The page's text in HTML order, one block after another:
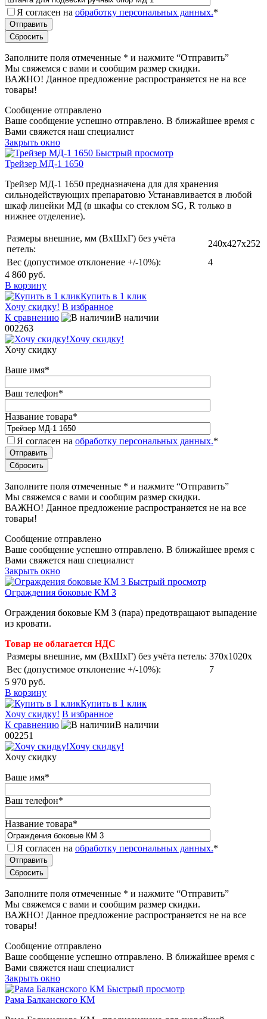
Я согласен на обработку персональных данных.*
Заполните поля отмеченные * и нажмите “Отправить”
Мы свяжемся с вами и сообщим размер скидки.
ВАЖНО! Данное предложение распространяется не на все
товары!
Сообщение отправлено
Ваше сообщение успешно отправлено. В ближайшее время с
Вами свяжется наш специалист
Закрыть окно
Быстрый просмотр
Трейзер МД-1 1650
Трейзер МД-1 1650 предназначена для для хранения
сильнодействующих препаратовю Устанавливается в любой
шкаф линейки МД (в шкафы со стеклом SG, R только в
нижнее отделение).
Размеры внешние, мм (ВхШхГ) без учёта
петель:
240x427x252
Вес (допустимое отклонение +/-10%):
4
4 860 руб.
В корзину
Купить в 1 клик
Хочу скидку! В избранное
К сравнению
В наличии
002263
Хочу скидку!
Хочу скидку
Ваше имя*
Ваш телефон*
Название товара*
Я согласен на обработку персональных данных.*
Заполните поля отмеченные * и нажмите “Отправить”
Мы свяжемся с вами и сообщим размер скидки.
ВАЖНО! Данное предложение распространяется не на все
товары!
Сообщение отправлено
Ваше сообщение успешно отправлено. В ближайшее время с
Вами свяжется наш специалист
Закрыть окно
Быстрый просмотр
Ограждения боковые КМ 3
Ограждения боковые КМ 3 (пара) предотвращают выпадение
из кровати.
Товар не облагается НДС
Размеры внешние, мм (ВхШхГ) без учёта петель: 370x1020x
Вес (допустимое отклонение +/-10%):
7
5 970 руб.
В корзину
Купить в 1 клик
Хочу скидку! В избранное
К сравнению
В наличии
002251
Хочу скидку!
Хочу скидку
Ваше имя*
Ваш телефон*
Название товара*
Я согласен на обработку персональных данных.*
Заполните поля отмеченные * и нажмите “Отправить”
Мы свяжемся с вами и сообщим размер скидки.
ВАЖНО! Данное предложение распространяется не на все
товары!
Сообщение отправлено
Ваше сообщение успешно отправлено. В ближайшее время с
Вами свяжется наш специалист
Закрыть окно
Быстрый просмотр
Рама Балканского КМ